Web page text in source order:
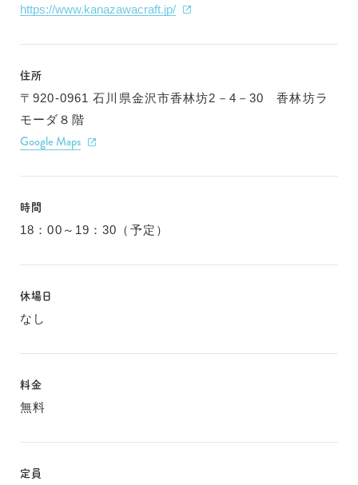
https://www.kanazawacraft.jp/
住所
〒920-0961 石川県金沢市香林坊2－4－30 香林坊ラ
モーダ８階
Google Maps
時間
18：00～19：30（予定）
休場日
なし
料金
無料
定員